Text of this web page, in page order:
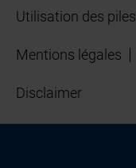
Utilisation des
Mentions légales
Disclaimer